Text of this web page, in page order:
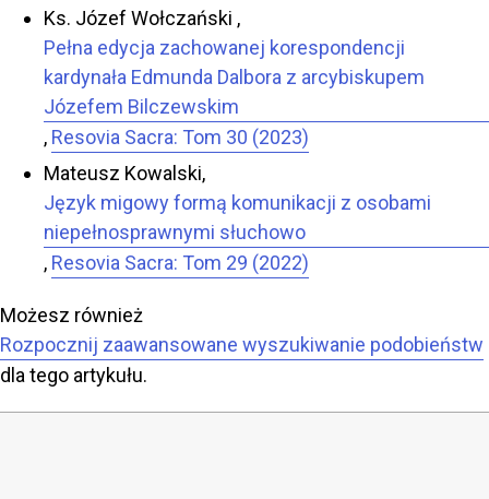
Ks. Józef Wołczański ,
Pełna edycja zachowanej korespondencji
kardynała Edmunda Dalbora z arcybiskupem
Józefem Bilczewskim
, Resovia Sacra: Tom 30 (2023)
Mateusz Kowalski,
Język migowy formą komunikacji z osobami
niepełnosprawnymi słuchowo
, Resovia Sacra: Tom 29 (2022)
Możesz również
Rozpocznij zaawansowane wyszukiwanie podobieństw
dla tego artykułu.